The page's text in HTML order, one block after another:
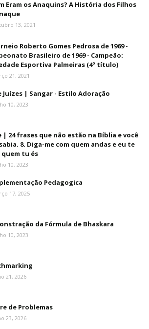
Eram os Anaquins? A História dos Filhos
13, 2021
Roberto Gomes Pedrosa de 1969 -
Brasileiro de 1969 - Campeão:
Esportiva Palmeiras (4º título)
21, 2021
Juízes | Sangar - Estilo Adoração
10, 2023
| 24 frases que não estão na Bíblia e você
8. Diga-me com quem andas e eu te
tu és
10, 2023
Pedagogica
17, 2025
da Fórmula de Bhaskara
10, 2023
21, 2026
de Problemas
23, 2026